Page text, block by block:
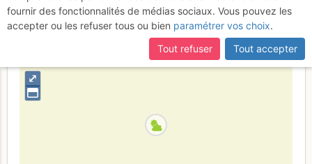
Suisse Valais Alpes Vaudoises
⤢
fournir des fonctionnalités de médias sociaux. Vous pouvez les
accepter ou les refuser tous ou bien paramétrer vos choix.
Tout refuser
Tout accepter